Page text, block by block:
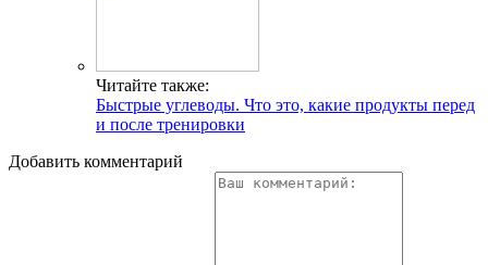
Читайте также:
Быстрые углеводы. Что это, какие продукты перед
и после тренировки
Добавить комментарий